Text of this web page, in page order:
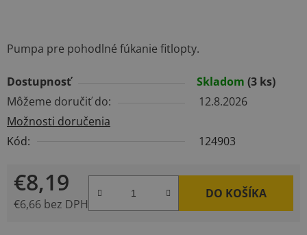
Pumpa pre pohodlné fúkanie fitlopty.
Dostupnosť Skladom (3 ks)
Môžeme doručiť do:
12.8.2026
Možnosti doručenia
Kód:
124903
€8,19
€6,66 bez DPH
DO KOŠÍKA